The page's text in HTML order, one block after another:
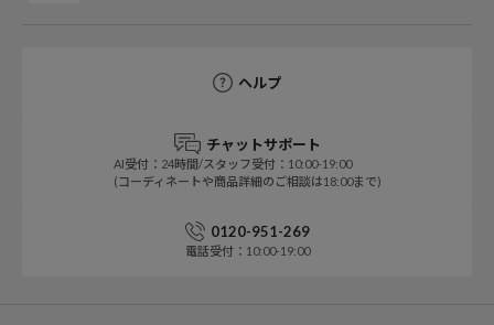
ヘルプ
チャットサポート
AI受付：24時間/スタッフ受付：10:00-19:00
(コーディネートや商品詳細のご相談は18:00まで)
0120-951-269
電話受付：10:00-19:00